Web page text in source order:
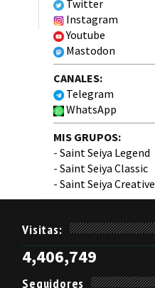
Twitter
Instagram
Youtube
Mastodon
CANALES:
Telegram
WhatsApp
MIS GRUPOS:
- Saint Seiya Legend
- Saint Seiya Classic
- Saint Seiya Creative
Visitas:
4,406,749
Seguidores